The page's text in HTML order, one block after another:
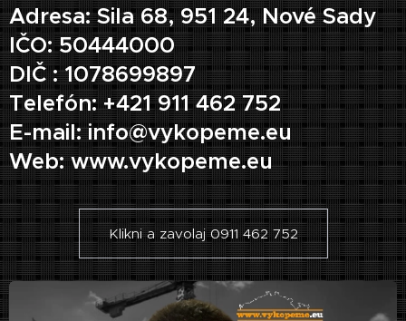
Adresa: Sila 68, 951 24, Nové Sady
IČO: 50444000
DIČ : 1078699897
Telefón: +421 911 462 752
E-mail: info@vykopeme.eu
Web: www.vykopeme.eu
Klikni a zavolaj 0911 462 752